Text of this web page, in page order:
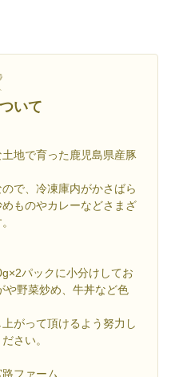
いて
地で育った鹿児島県産豚
で、冷凍庫内がかさばら
ものやカレーなどさまざ
パックに小分けしてお
や野菜炒め、牛丼など色
がって頂けるよう努力し
さい。
ファーム